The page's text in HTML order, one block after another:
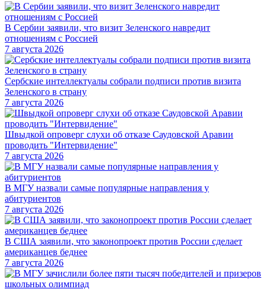
В Сербии заявили, что визит Зеленского навредит
отношениям с Россией
7 августа 2026
Сербские интеллектуалы собрали подписи против визита
Зеленского в страну
7 августа 2026
Швыдкой опроверг слухи об отказе Саудовской Аравии
проводить "Интервидение"
7 августа 2026
В МГУ назвали самые популярные направления у
абитуриентов
7 августа 2026
В США заявили, что законопроект против России сделает
американцев беднее
7 августа 2026